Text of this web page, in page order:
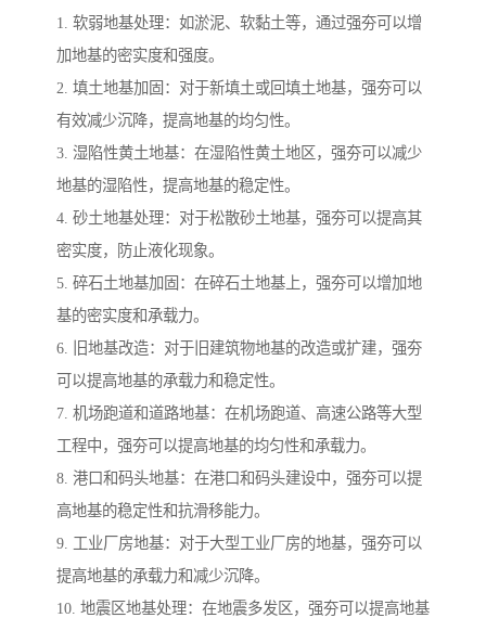
1. 软弱地基处理：如淤泥、软黏土等，通过强夯可以增
加地基的密实度和强度。
2. 填土地基加固：对于新填土或回填土地基，强夯可以
有效减少沉降，提高地基的均匀性。
3. 湿陷性黄土地基：在湿陷性黄土地区，强夯可以减少
地基的湿陷性，提高地基的稳定性。
4. 砂土地基处理：对于松散砂土地基，强夯可以提高其
密实度，防止液化现象。
5. 碎石土地基加固：在碎石土地基上，强夯可以增加地
基的密实度和承载力。
6. 旧地基改造：对于旧建筑物地基的改造或扩建，强夯
可以提高地基的承载力和稳定性。
7. 机场跑道和道路地基：在机场跑道、高速公路等大型
工程中，强夯可以提高地基的均匀性和承载力。
8. 港口和码头地基：在港口和码头建设中，强夯可以提
高地基的稳定性和抗滑移能力。
9. 工业厂房地基：对于大型工业厂房的地基，强夯可以
提高地基的承载力和减少沉降。
10. 地震区地基处理：在地震多发区，强夯可以提高地基